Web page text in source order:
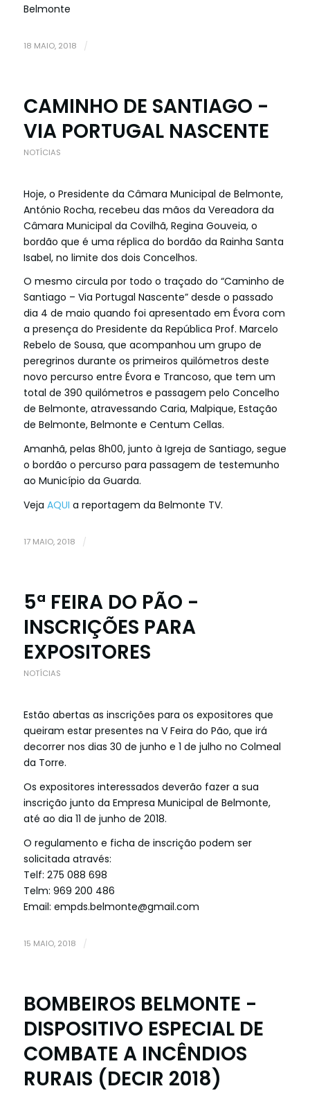
Belmonte
18 MAIO, 2018 /
CAMINHO DE SANTIAGO -
VIA PORTUGAL NASCENTE
NOTÍCIAS
Hoje, o Presidente da Câmara Municipal de Belmonte,
António Rocha, recebeu das mãos da Vereadora da
Câmara Municipal da Covilhã, Regina Gouveia, o
bordão que é uma réplica do bordão da Rainha Santa
Isabel, no limite dos dois Concelhos.
O mesmo circula por todo o traçado do “Caminho de
Santiago – Via Portugal Nascente” desde o passado
dia 4 de maio quando foi apresentado em Évora com
a presença do Presidente da República Prof. Marcelo
Rebelo de Sousa, que acompanhou um grupo de
peregrinos durante os primeiros quilómetros deste
novo percurso entre Évora e Trancoso, que tem um
total de 390 quilómetros e passagem pelo Concelho
de Belmonte, atravessando Caria, Malpique, Estação
de Belmonte, Belmonte e Centum Cellas.
Amanhã, pelas 8h00, junto à Igreja de Santiago, segue
o bordão o percurso para passagem de testemunho
ao Município da Guarda.
Veja AQUI a reportagem da Belmonte TV.
17 MAIO, 2018 /
5ª FEIRA DO PÃO -
INSCRIÇÕES PARA
EXPOSITORES
NOTÍCIAS
Estão abertas as inscrições para os expositores que
queiram estar presentes na V Feira do Pão, que irá
decorrer nos dias 30 de junho e 1 de julho no Colmeal
da Torre.
Os expositores interessados deverão fazer a sua
inscrição junto da Empresa Municipal de Belmonte,
até ao dia 11 de junho de 2018.
O regulamento e ficha de inscrição podem ser
solicitada através:
Telf: 275 088 698
Telm: 969 200 486
Email: empds.belmonte@gmail.com
15 MAIO, 2018 /
BOMBEIROS BELMONTE -
DISPOSITIVO ESPECIAL DE
COMBATE A INCÊNDIOS
RURAIS (DECIR 2018)